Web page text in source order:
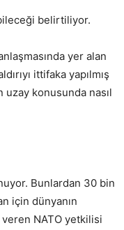
belirtiliyor.
yer alan
ittifaka yapılmış
konusunda nasıl
Bunlardan 30 bin
için dünyanın
NATO yetkilisi